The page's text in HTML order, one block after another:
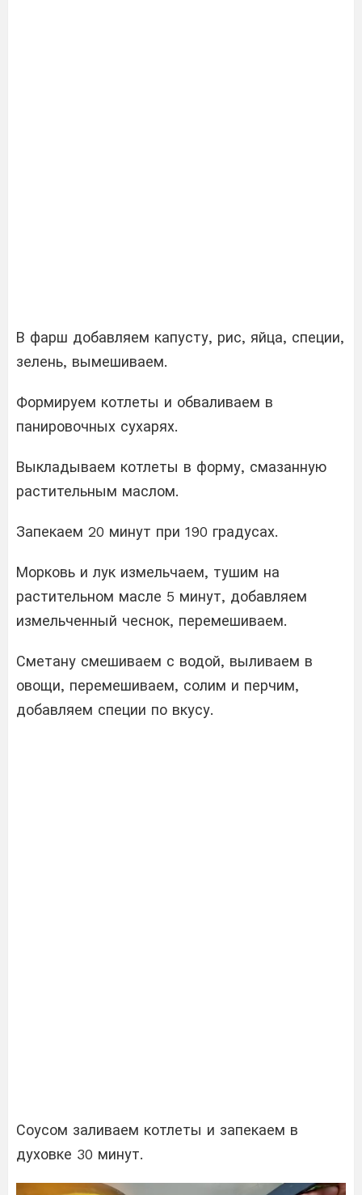
В фарш добавляем капусту, рис, яйца, специи,
зелень, вымешиваем.
Формируем котлеты и обваливаем в
панировочных сухарях.
Выкладываем котлеты в форму, смазанную
растительным маслом.
Запекаем 20 минут при 190 градусах.
Морковь и лук измельчаем, тушим на
растительном масле 5 минут, добавляем
измельченный чеснок, перемешиваем.
Сметану смешиваем с водой, выливаем в
овощи, перемешиваем, солим и перчим,
добавляем специи по вкусу.
Соусом заливаем котлеты и запекаем в
духовке 30 минут.